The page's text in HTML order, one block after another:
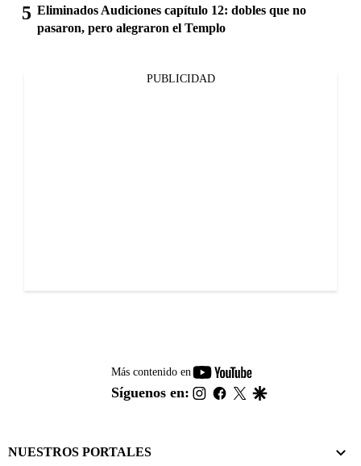
Eliminados Audiciones capítulo 12: dobles que no
pasaron, pero alegraron el Templo
PUBLICIDAD
Más contenido en
youtube-
footer
Síguenos en: instagram
facebook
twitter
NUESTROS PORTALES